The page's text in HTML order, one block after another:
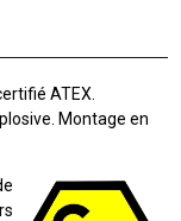
ATEX.
Montage en